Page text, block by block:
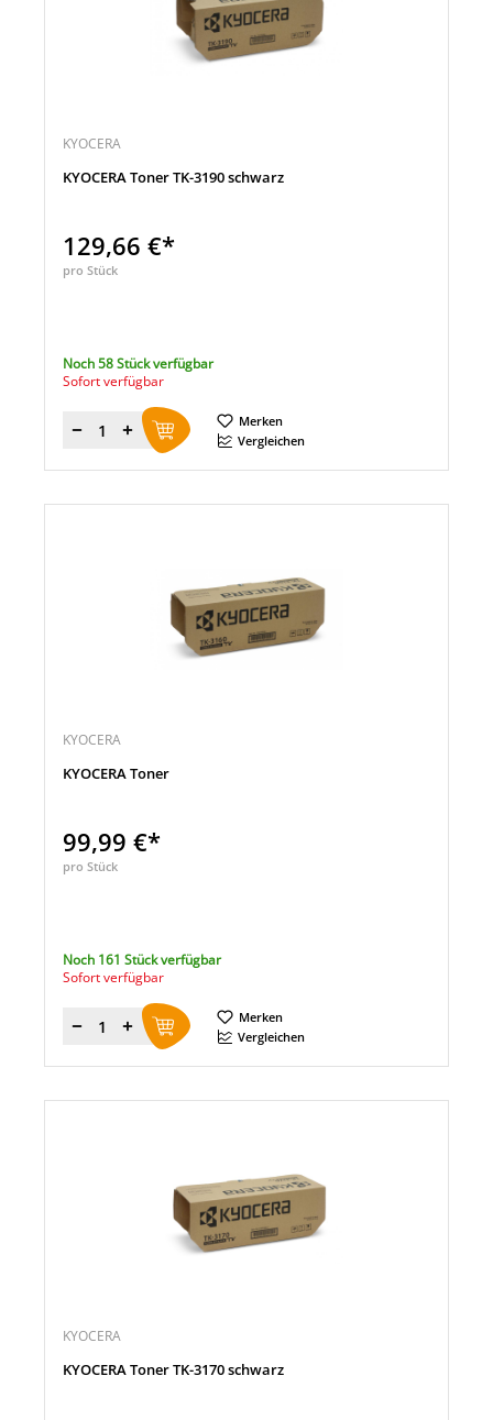
KYOCERA
KYOCERA Toner TK-3190 schwarz
129,66 €*
pro Stück
Noch 58 Stück verfügbar
Sofort verfügbar
Menge
Merken
Vergleichen
KYOCERA
KYOCERA Toner
99,99 €*
pro Stück
Noch 161 Stück verfügbar
Sofort verfügbar
Menge
Merken
Vergleichen
KYOCERA
KYOCERA Toner TK-3170 schwarz